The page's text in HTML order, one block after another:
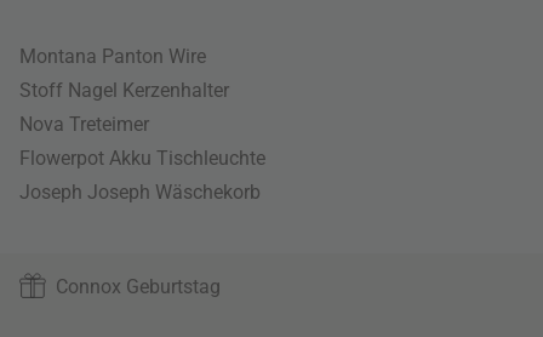
Montana Panton Wire
Stoff Nagel Kerzenhalter
Nova Treteimer
Flowerpot Akku Tischleuchte
Joseph Joseph Wäschekorb
Connox Geburtstag